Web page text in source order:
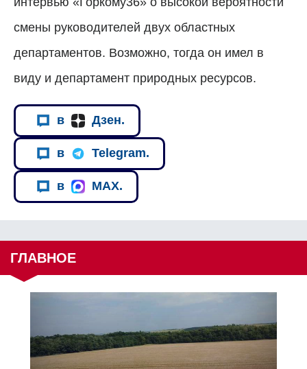
смены руководителей двух областных
департаментов. Возможно, тогда он имел в
виду и департамент природных ресурсов.
в Дзен.
в Telegram.
в MAX.
ГЛАВНОЕ